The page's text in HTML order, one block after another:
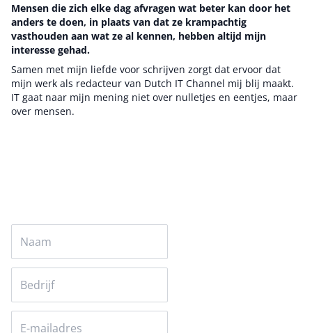
Mensen die zich elke dag afvragen wat beter kan door het
anders te doen, in plaats van dat ze krampachtig
vasthouden aan wat ze al kennen, hebben altijd mijn
interesse gehad.
Samen met mijn liefde voor schrijven zorgt dat ervoor dat
mijn werk als redacteur van Dutch IT Channel mij blij maakt.
IT gaat naar mijn mening niet over nulletjes en eentjes, maar
over mensen.